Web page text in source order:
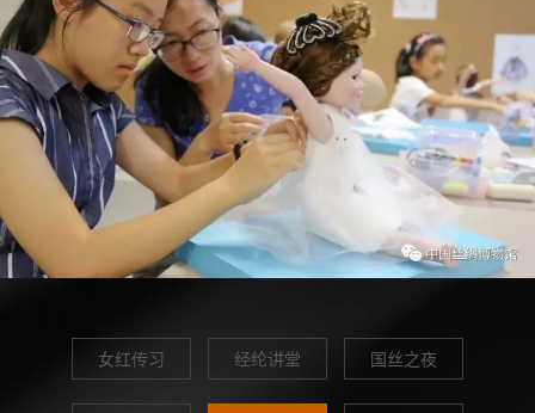
女红传习 经纶讲堂 国丝之夜